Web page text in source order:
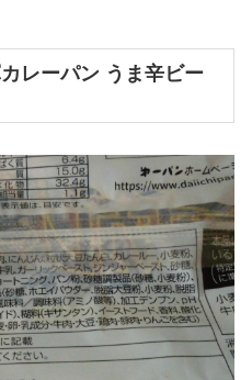
レーパン うま辛ビー